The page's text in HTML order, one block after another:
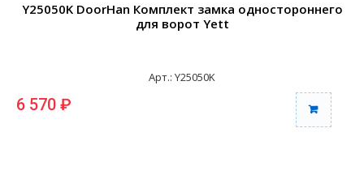
Y25050K DoorHan Комплект замка одностороннего
для ворот Yett
Арт.: Y25050K
6 570 ₽